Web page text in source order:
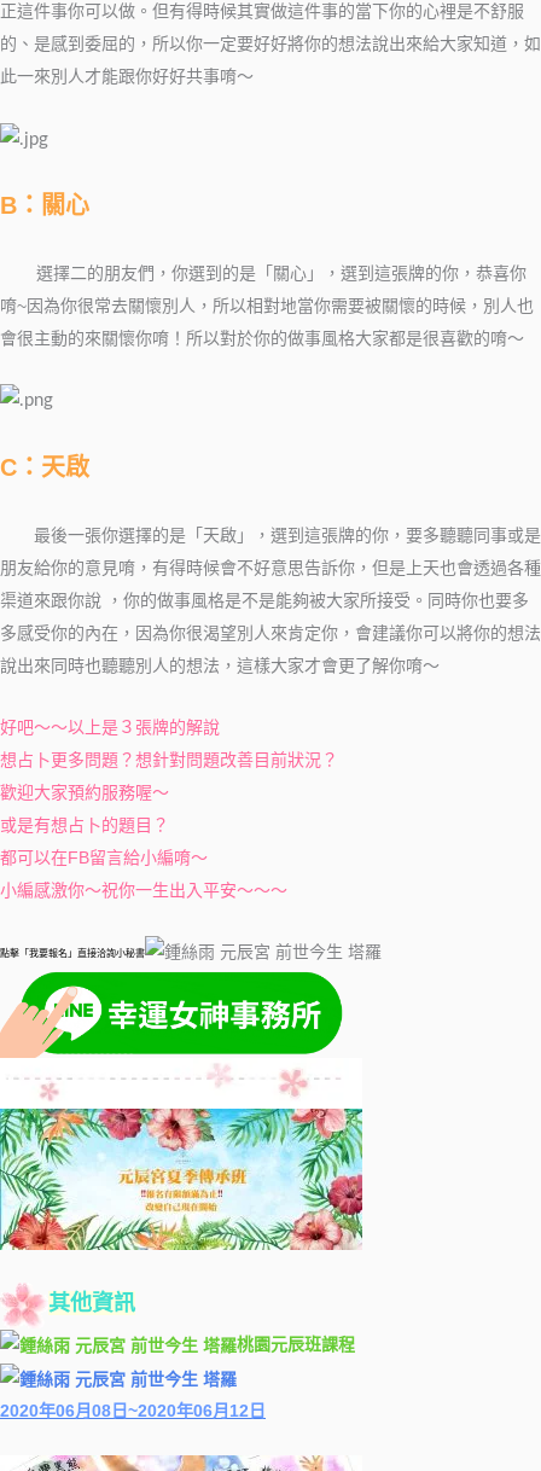
正這件事你可以做。但有得時候其實做這件事的當下你的心裡是不舒服
的、是感到委屈的，所以你一定要好好將你的想法說出來給大家知道，如
此一來別人才能跟你好好共事唷～
B：關心
選擇二的朋友們， 你選到的是「關心」，選到這張牌的你，恭喜你
唷~因為你很常去關懷別人，所以相對地當你需要被關懷的時候，別人也
會很主動的來關懷你唷！所以對於你的做事風格大家都是很喜歡的唷～
C：天啟
最後一張你選擇的是「天啟」，選到這張牌的你，要多聽聽同事或是
朋友給你的意見唷，有得時候會不好意思告訴你，但是上天也會透過各種
渠道來跟你說 ，你的做事風格是不是能夠被大家所接受。同時你也要多
多感受你的內在，因為你很渴望別人來肯定你，會建議你可以將你的想法
說出來同時也聽聽別人的想法，這樣大家才會更了解你唷～
好吧～～以上是３張牌的解說
想占卜更多問題？想針對問題改善目前狀況？
歡迎大家預約服務喔～
或是有想占卜的題目？
都可以在FB留言給小編唷～
小編感激你～祝你一生出入平安～～～
點擊「我要報名」直接洽詢小秘書
其他資訊
桃園元辰班課程
2020年06月08日~2020年06月12日